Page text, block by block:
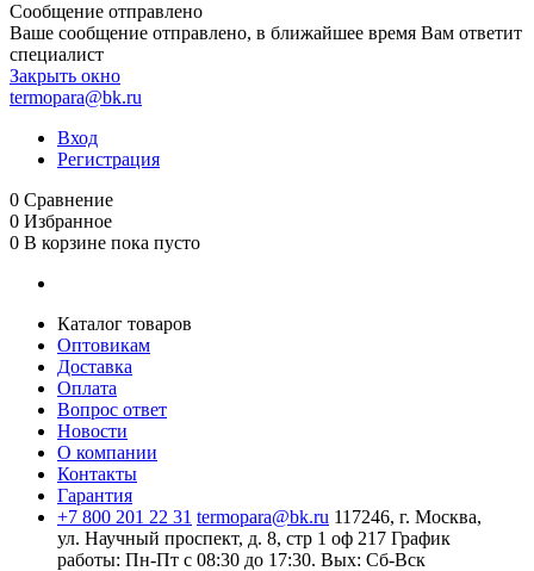
Сообщение отправлено
Ваше сообщение отправлено, в ближайшее время Вам ответит
специалист
Закрыть окно
termopara@bk.ru
Вход
Регистрация
0 Сравнение
0 Избранное
0 В корзине пока пусто
Каталог товаров
Оптовикам
Доставка
Оплата
Вопрос ответ
Новости
О компании
Контакты
Гарантия
+7 800 201 22 31 termopara@bk.ru 117246, г. Москва,
ул. Научный проспект, д. 8, стр 1 оф 217 График
работы: Пн‑Пт с 08:30 до 17:30. Вых: Сб‑Вск